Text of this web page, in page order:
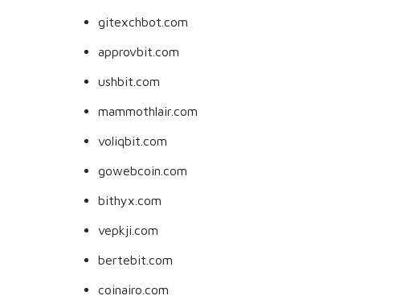
gitexchbot.com
approvbit.com
ushbit.com
mammothlair.com
voliqbit.com
gowebcoin.com
bithyx.com
vepkji.com
bertebit.com
coinairo.com